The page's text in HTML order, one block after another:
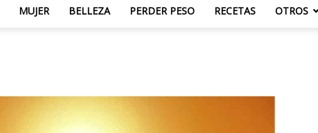
MUJER BELLEZA PERDER PESO RECETAS OTROS